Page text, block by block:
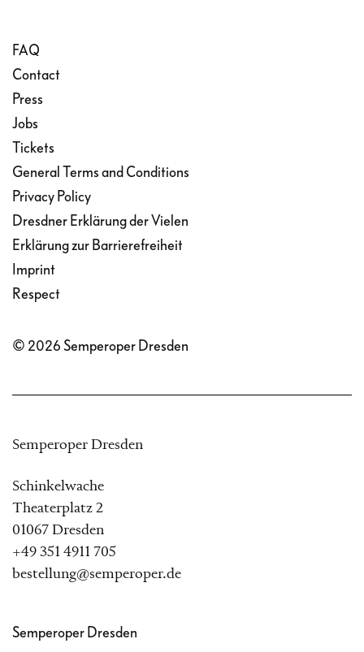
FAQ
Contact
Press
Jobs
Tickets
General Terms and Conditions
Privacy Policy
Dresdner Erklärung der Vielen
Erklärung zur Barrierefreiheit
Imprint
Respect
© 2026 Semperoper Dresden
Semperoper Dresden
Schinkelwache
Theaterplatz 2
01067 Dresden
+49 351 4911 705
bestellung@semperoper.de
Semperoper Dresden